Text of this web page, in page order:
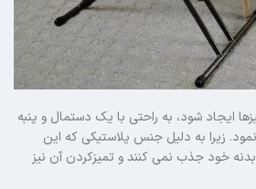
ایجاد شود، به راحتی با یک دستمال و پنبه
زیرا به دلیل جنس پلاستیکی که این
بدنه خود جذب نمی کنند و تمیزکردن آن نیز